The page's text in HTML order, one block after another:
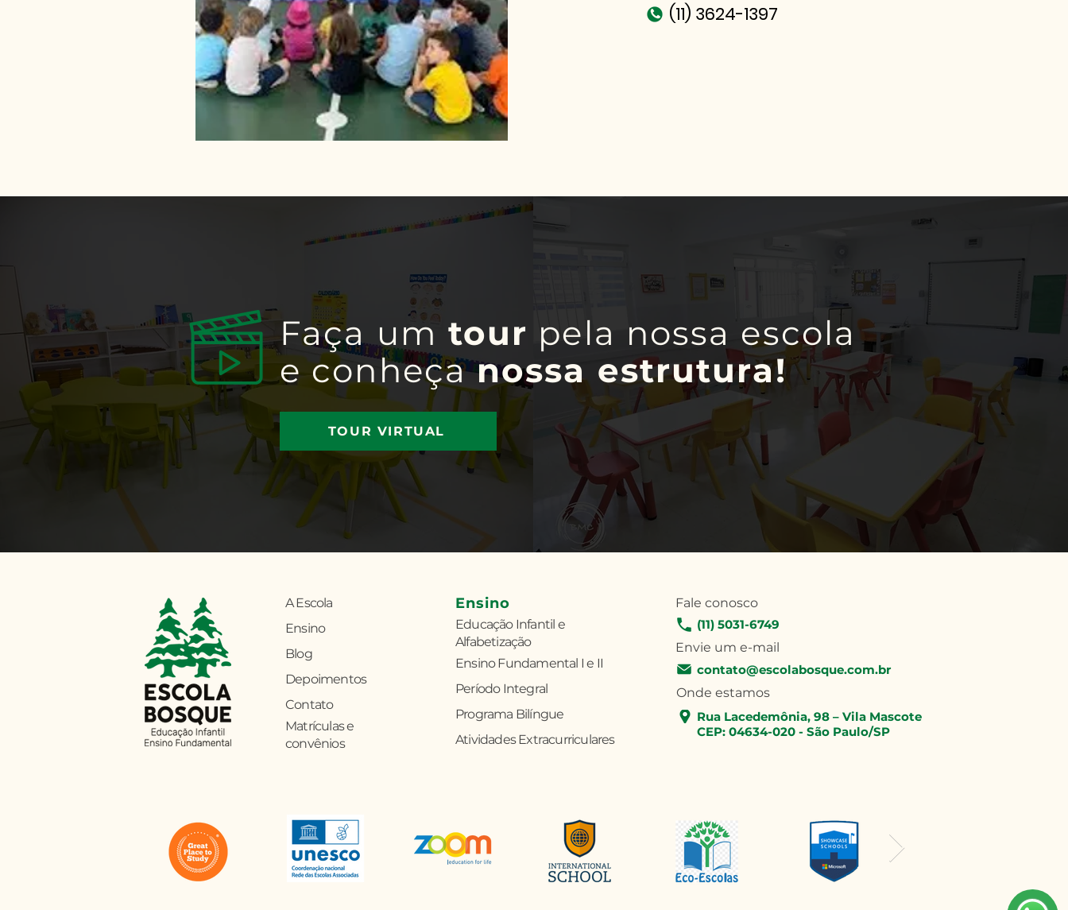
(11) 3624-1397
Faça umtour pela nossa escola
e conheçanossa estrutura!
TOUR VIRTUAL
A Escola
Ensino
Blog
Depoimentos
Contato
Matrículas e
convênios
Ensino
Educação Infantil e
Alfabetização
Ensino Fundamental I e II
Período Integral
Programa Bilíngue
Atividades Extracurriculares
Fale conosco
(11) 5031-6749
Envie um e-mail
contato@escolabosque.com.br
Onde estamos
Rua Lacedemônia, 98 – Vila Mascote
CEP: 04634-020 - São Paulo/SP